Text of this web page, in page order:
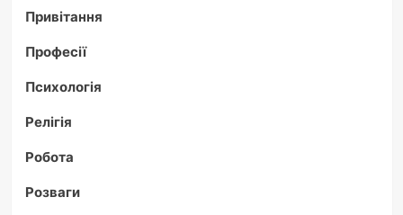
Привітання
Професії
Психологія
Релігія
Робота
Розваги